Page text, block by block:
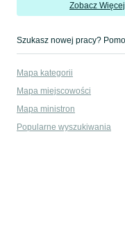
Zobacz Więcej
Mapa kategorii
Mapa miejscowości
Mapa ministron
Popularne wyszukiwania